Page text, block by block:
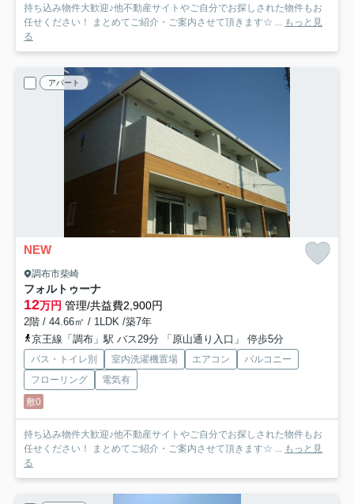
持ち込み物件大歓迎♪他不動産サイトやご自分でお探しされた物件もお
任せください！ まとめてご紹介・ご案内させて頂きます☆ ... もっと見
る
アパート
NEW
調布市柴崎
フォルトゥーナ
12万円 管理/共益費2,900円
2階 / 44.66㎡ / 1LDK /築7年
京王線「調布」駅 バス29分 「原山通り入口」 停歩5分
バス・トイレ別 室内洗濯機置場 エアコン
バルコニー
フローリング
電気有
敷0
持ち込み物件大歓迎♪他不動産サイトやご自分でお探しされた物件もお
任せください！ まとめてご紹介・ご案内させて頂きます☆ ... もっと見
る